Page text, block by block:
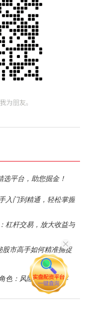
选平台，助您掘金！
入门到精通，轻松掌握
杠杆交易，放大收益与
市高手如何精准捕捉
色：风险与机遇并存